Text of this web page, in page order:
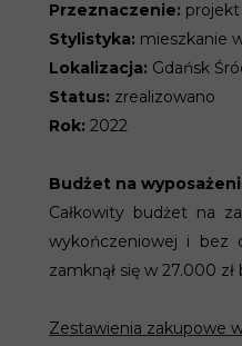
Przeznaczenie:
Stylistyka: mieszkanie
Lokalizacja: Gdańsk
Status: zrealizowano
Rok: 2022
Budżet na
Całkowity budżet na
wykończeniowej i bez
zamknął się w 27.000
Zestawienia zakupowe